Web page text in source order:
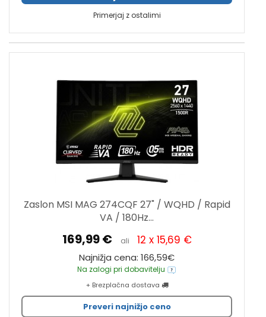
Primerjaj z ostalimi
Zaslon MSI MAG 274CQF 27" / WQHD / Rapid
VA / 180Hz...
169,99 € ali 12 x 15,69 €
Najnižja cena: 166,59€
Na zalogi pri dobavitelju
+ Brezplačna dostava
Preveri najnižjo ceno